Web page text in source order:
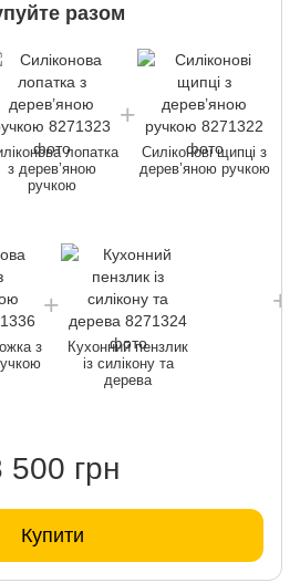
разом
лопатка
з дерев’яною
ручкою
Силіконові щипці з
дерев’яною ручкою
з
Кухонний пензлик
із силікону та
дерева
500 грн
Купити